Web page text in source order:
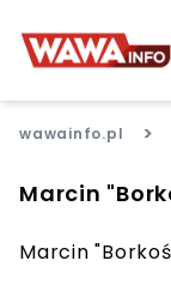
wawainfo.pl >
Marcin
Marcin